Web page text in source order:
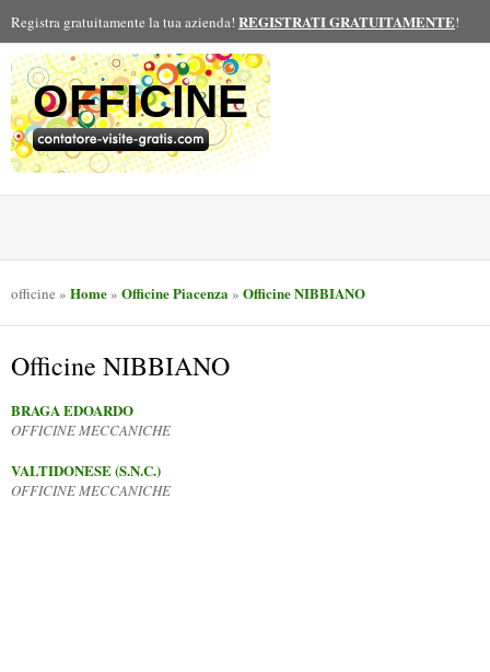
Registra gratuitamente la tua azienda! REGISTRATI GRATUITAMENTE!
OFFICINE
officine » Home» Officine Piacenza» Officine NIBBIANO
Officine NIBBIANO
BRAGA EDOARDO
OFFICINE MECCANICHE
VALTIDONESE (S.N.C.)
OFFICINE MECCANICHE